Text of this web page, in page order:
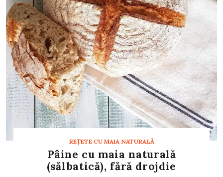
REȚETE CU MAIA NATURALĂ
Pâine cu maia naturală
(sălbatică), fără drojdie